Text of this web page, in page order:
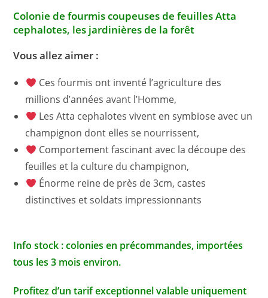
290,00€. 199,00€.
Colonie de fourmis coupeuses de feuilles Atta
cephalotes, les jardinières de la forêt
Vous allez aimer :
Ces fourmis ont inventé l’agriculture des
millions d’années avant l’Homme,
Les Atta cephalotes vivent en symbiose avec un
champignon dont elles se nourrissent,
Comportement fascinant avec la découpe des
feuilles et la culture du champignon,
Énorme reine de près de 3cm, castes
distinctives et soldats impressionnants
Info stock : colonies en précommandes, importées
tous les 3 mois environ.
Profitez d’un tarif exceptionnel valable uniquement